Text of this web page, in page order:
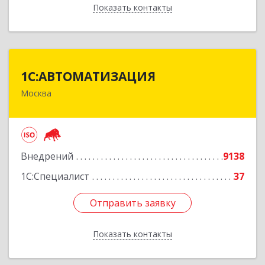
Показать контакты
Назад
1С:АВТОМАТИЗАЦИЯ
Москва
Внедрений
9138
1С:Специалист
37
Отправить заявку
Показать контакты
111024, Москва г, Энтузиастов 1-я ул, дом №
Отправить заявку
Назад